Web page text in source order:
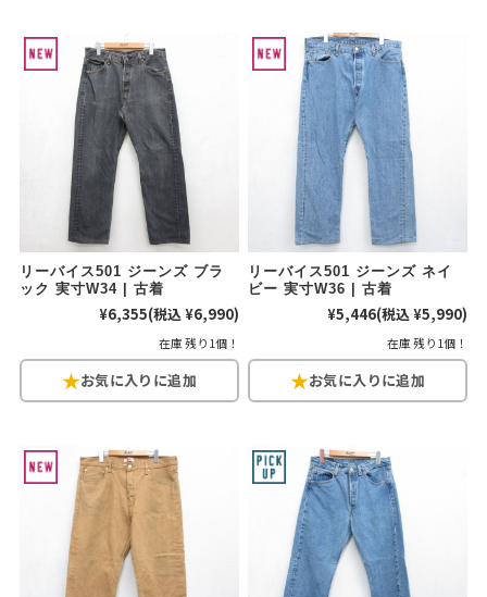
Search by Particular こだわりから探す
Search by Sizeサイズから探す（メンズ）
ジャケット XS L XL
スウェット XS M L XL
長袖シャツ XS S L XL
半袖シャツ XS S L XL
パンツ
W30以下 W31,W32
W33,W34 W35,W36
W37以上
リーバイス501 ジーンズ ブラ
ック 実寸W34 | 古着
¥6,355(税込 ¥6,990)
在庫 残り1個！
リーバイス501 ジーンズ ネイ
ビー 実寸W36 | 古着
¥5,446(税込 ¥5,990)
在庫 残り1個！